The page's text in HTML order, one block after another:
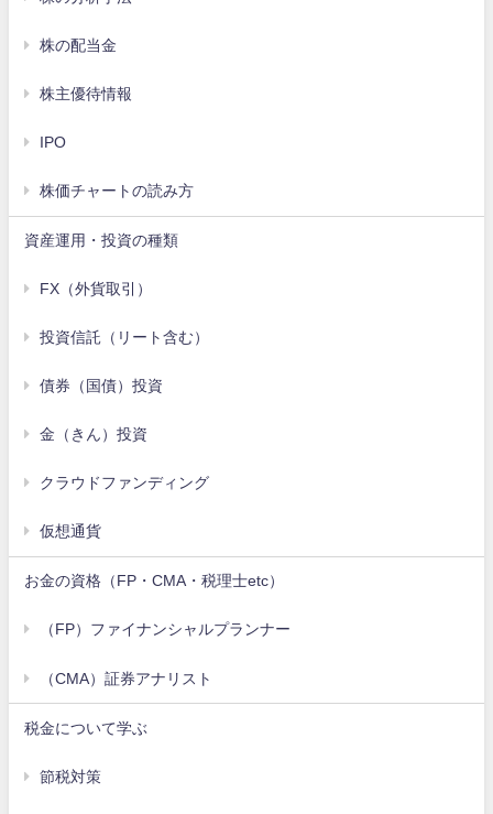
株の配当金
株主優待情報
IPO
株価チャートの読み方
資産運用・投資の種類
FX（外貨取引）
投資信託（リート含む）
債券（国債）投資
金（きん）投資
クラウドファンディング
仮想通貨
お金の資格（FP・CMA・税理士etc）
（FP）ファイナンシャルプランナー
（CMA）証券アナリスト
税金について学ぶ
節税対策